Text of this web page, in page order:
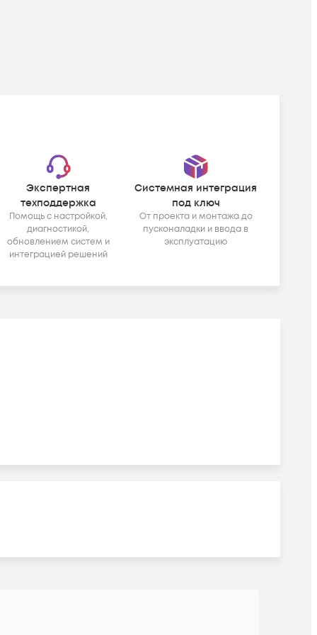
Экспертная
техподдержка
Помощь с настройкой,
диагностикой,
обновлением систем и
интеграцией решений
Системная интеграция
под ключ
От проекта и монтажа до
пусконаладки и ввода в
эксплуатацию